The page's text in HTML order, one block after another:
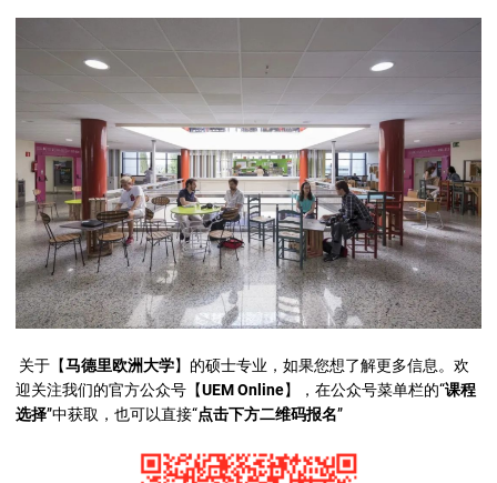
关于【马德里欧洲大学】的硕士专业，如果您想了解更多信息。欢
迎关注我们的官方公众号【UEM Online】，在公众号菜单栏的“课程
选择”中获取，也可以直接“点击下方二维码报名”